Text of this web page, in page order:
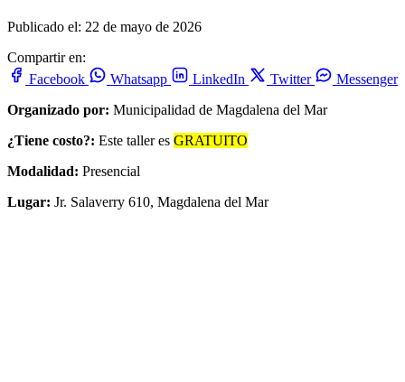
Publicado el: 22 de mayo de 2026
Compartir en:
Facebook
Whatsapp LinkedIn Twitter
Messenger
Organizado por: Municipalidad de Magdalena del Mar
¿Tiene costo?: Este taller es GRATUITO
Modalidad: Presencial
Lugar: Jr. Salaverry 610, Magdalena del Mar